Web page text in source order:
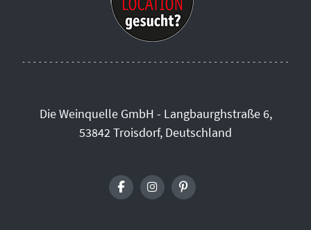
Die Weinquelle GmbH - Langbaurghstraße 6,
53842 Troisdorf, Deutschland